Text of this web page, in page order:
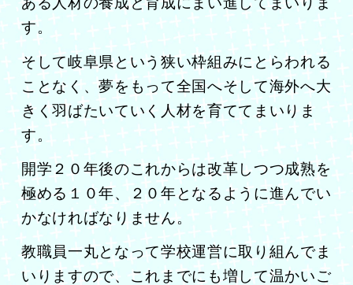
す。
そして岐阜県という狭い枠組みにとらわれる
ことなく、夢をもって全国へそして海外へ大
きく羽ばたいていく人材を育ててまいりま
す。
開学２０年後のこれからは改革しつつ成熟を
極める１０年、２０年となるように進んでい
かなければなりません。
教職員一丸となって学校運営に取り組んでま
いりますので、これまでにも増して温かいご